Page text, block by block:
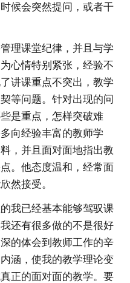
候会突然提问，或者干
理课堂纪律，并且与学
心情特别紧张，经验不
讲课重点不突出，教学
等问题。针对出现的问
是重点，怎样突破难
向经验丰富的教师学
，并且面对面地指出教
。他态度温和，经常面
然接受。
我已经基本能够驾驭课
还有很多做的不是很好
的体会到教师工作的辛
涵，使我的教学理论变
正的面对面的教学。要